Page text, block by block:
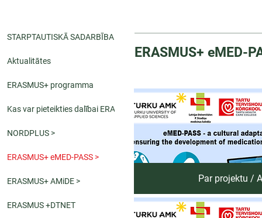
STARPTAUTISKĀ SADARBĪBA
Aktualitātes
ERASMUS+ programma
Kas var pieteikties dalībai ERASMUS
NORDPLUS >
ERASMUS+ eMED-PASS >
ERASMUS+ AMiDE >
ERASMUS +DTNET
ERASMUS+ eMED-
Par projektu /